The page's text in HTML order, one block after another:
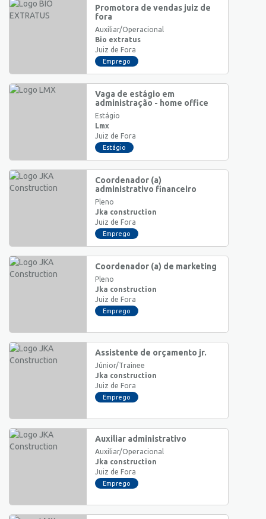
Promotora de vendas juiz de
fora
Auxiliar/Operacional
Bio extratus
Juiz de Fora
Emprego
Vaga de estágio em
administração - home office
Estágio
Lmx
Juiz de Fora
Estágio
Coordenador (a)
administrativo financeiro
Pleno
Jka construction
Juiz de Fora
Emprego
Coordenador (a) de marketing
Pleno
Jka construction
Juiz de Fora
Emprego
Assistente de orçamento jr.
Júnior/Trainee
Jka construction
Juiz de Fora
Emprego
Auxiliar administrativo
Auxiliar/Operacional
Jka construction
Juiz de Fora
Emprego